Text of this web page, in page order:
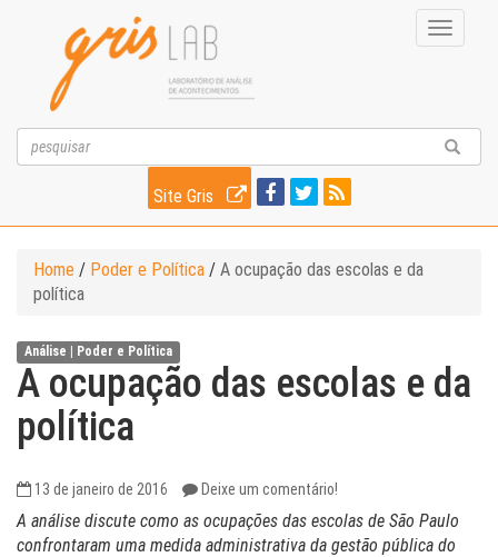
Toggle
Site Gris
Home / Poder e Política / A ocupação das escolas e da
política
Análise | Poder e Política
A ocupação das escolas e da
política
13 de janeiro de 2016 Deixe um comentário!
A análise discute como as ocupações das escolas de São Paulo
confrontaram uma medida administrativa da gestão pública do